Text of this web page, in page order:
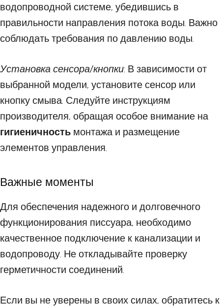
водопроводной системе, убедившись в
правильности направления потока воды. Важно
соблюдать требования по давлению воды.
Установка сенсора/кнопки: В зависимости от
выбранной модели, установите сенсор или
кнопку смыва. Следуйте инструкциям
производителя, обращая особое внимание на
гигиеничность монтажа и размещение
элементов управления.
Важные моменты
Для обеспечения надежного и долговечного
функционирования писсуара, необходимо
качественное подключение к канализации и
водопроводу. Не откладывайте проверку
герметичности соединений.
Если вы не уверены в своих силах, обратитесь к